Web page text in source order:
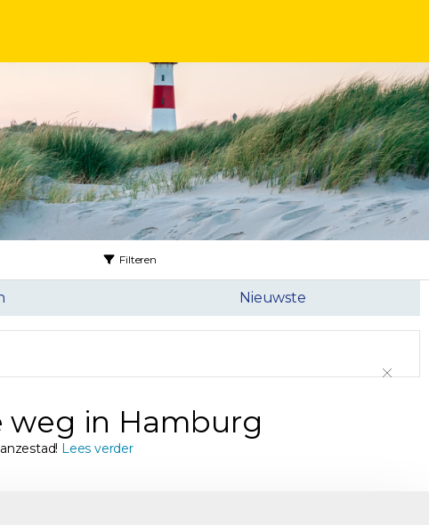
Filteren
Nieuwste
in Hamburg
Lees verder